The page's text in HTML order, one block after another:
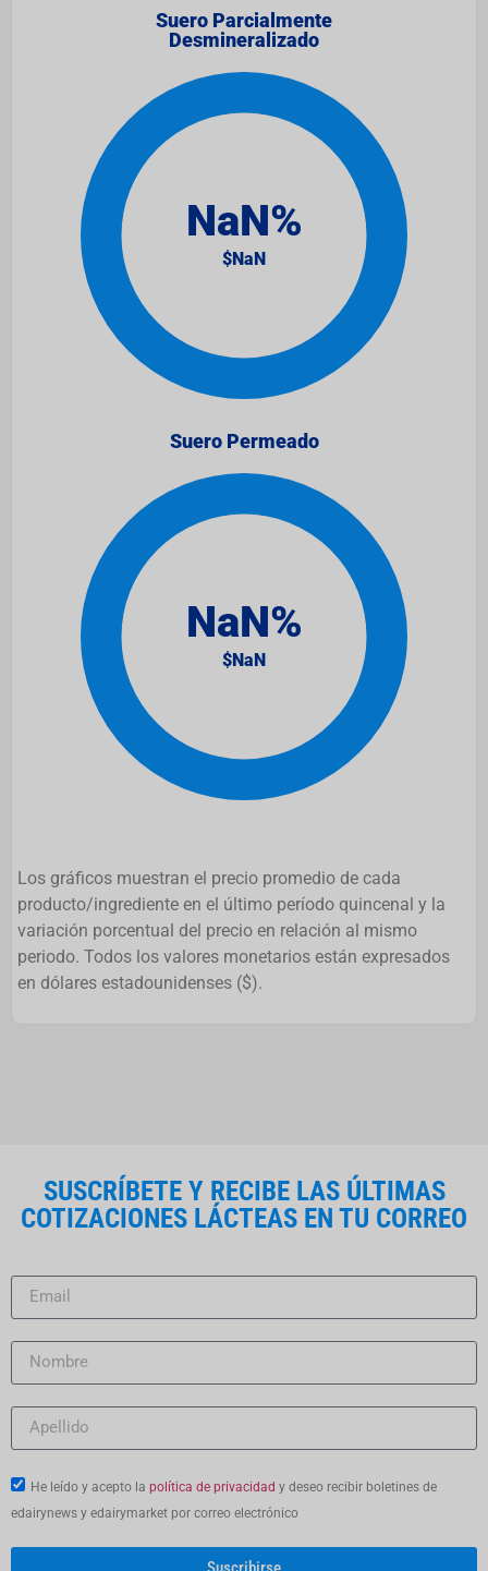
Suero Parcialmente
Desmineralizado
Suero Permeado
Los gráficos muestran el precio promedio de cada
producto/ingrediente en el último período quincenal y la
variación porcentual del precio en relación al mismo
periodo. Todos los valores monetarios están expresados
en dólares estadounidenses ($).
SUSCRÍBETE Y RECIBE LAS ÚLTIMAS
COTIZACIONES LÁCTEAS EN TU CORREO
He leído y acepto la política de privacidad y deseo recibir boletines de
edairynews y edairymarket por correo electrónico